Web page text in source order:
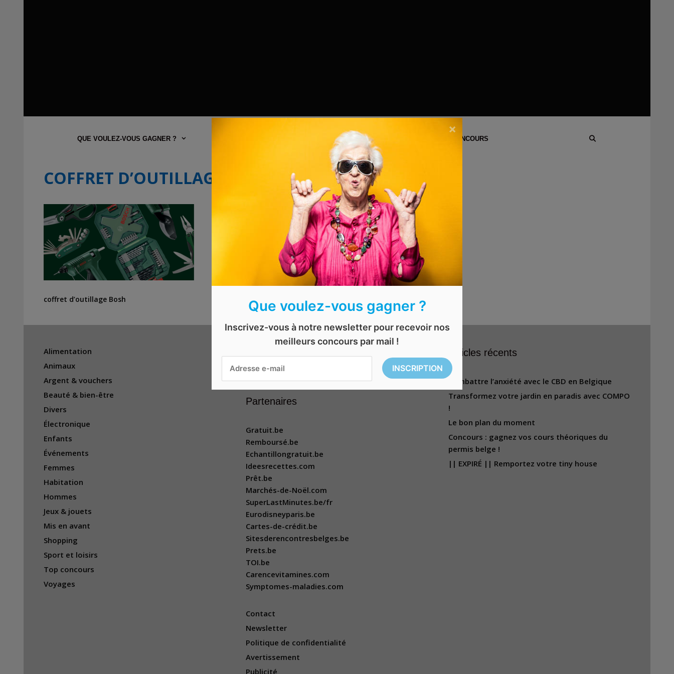
QUE VOULEZ-VOUS GAGNER ? TOP CONCOURS
COFFRET D’OUTILLAGE BOSH
coffret d’outillage Bosh
Alimentation
Animaux
Argent & vouchers
Beauté & bien-être
Divers
Électronique
Enfants
Événements
Femmes
Habitation
Hommes
Jeux & jouets
Mis en avant
Shopping
Sport et loisirs
Top concours
Voyages
Rechercher
Partenaires
Gratuit.be
Remboursé.be
Echantillongratuit.be
Ideesrecettes.com
Prêt.be
Marchés-de-Noël.com
SuperLastMinutes.be/fr
Eurodisneyparis.be
Cartes-de-crédit.be
Sitesderencontresbelges.be
Prets.be
TOI.be
Carencevitamines.com
Symptomes-maladies.com
Contact
Newsletter
Politique de confidentialité
Avertissement
Publicité
Articles récents
Combattre l’anxiété avec le CBD en Belgique
Transformez votre jardin en paradis avec COMPO
!
Le bon plan du moment
Concours : gagnez vos cours théoriques du
permis belge !
|| EXPIRÉ || Remportez votre tiny house
Que voulez-vous gagner ?
Inscrivez-vous à notre newsletter pour recevoir nos
meilleurs concours par mail !
×